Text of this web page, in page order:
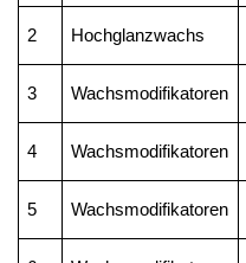
2 Hochglanzwachs
3 Wachsmodifikatoren
4 Wachsmodifikatoren
5 Wachsmodifikatoren